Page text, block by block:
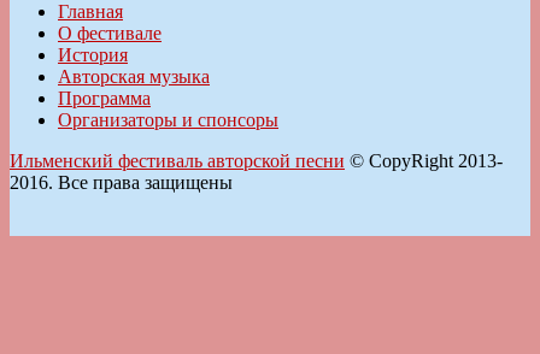
Главная
О фестивале
История
Авторская музыка
Программа
Организаторы и спонсоры
Ильменский фестиваль авторской песни © CopyRight 2013-
2016. Все права защищены